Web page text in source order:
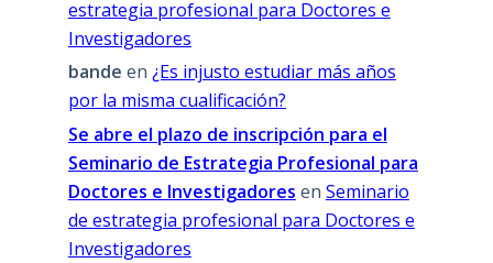
estrategia profesional para Doctores e
Investigadores
bande en ¿Es injusto estudiar más años
por la misma cualificación?
Se abre el plazo de inscripción para el
Seminario de Estrategia Profesional para
Doctores e Investigadores en Seminario
de estrategia profesional para Doctores e
Investigadores